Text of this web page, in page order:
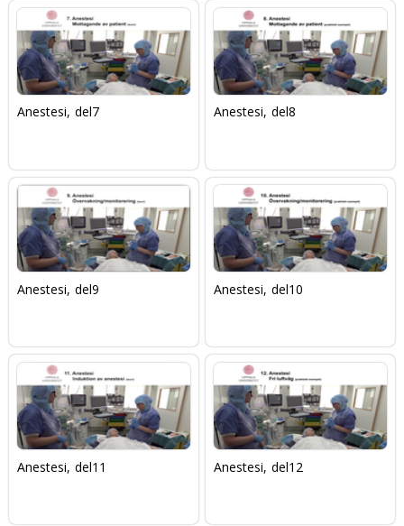
Anestesi, del7 Anestesi, del8
Anestesi, del9 Anestesi, del10
Anestesi, del11 Anestesi, del12